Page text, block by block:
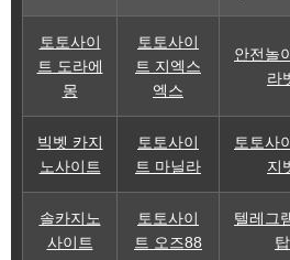
토토사이
트 도라에
몽
토토사이
트 지엑스
엑스
안전놀
라
빅벳 카지
노사이트
토토사이
트 마닐라
토토사
지
솔카지노
사이트
토토사이
트 오즈88
텔레그
탑